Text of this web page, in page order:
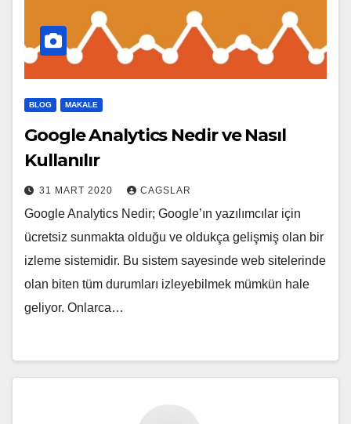
BLOG MAKALE
Google Analytics Nedir ve Nasıl
Kullanılır
31 MART 2020 CAGSLAR
Google Analytics Nedir; Google’ın yazılımcılar için
ücretsiz sunmakta olduğu ve oldukça gelişmiş olan bir
izleme sistemidir. Bu sistem sayesinde web sitelerinde
olan biten tüm durumları izleyebilmek mümkün hale
geliyor. Onlarca…